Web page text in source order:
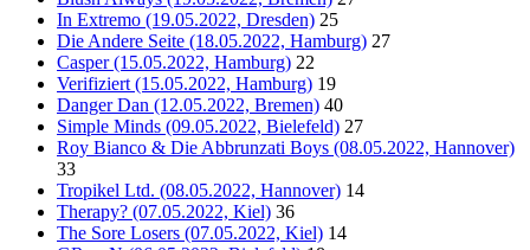
In Extremo (19.05.2022, Dresden) 25
Die Andere Seite (18.05.2022, Hamburg) 27
Casper (15.05.2022, Hamburg) 22
Verifiziert (15.05.2022, Hamburg) 19
Danger Dan (12.05.2022, Bremen) 40
Simple Minds (09.05.2022, Bielefeld) 27
Roy Bianco & Die Abbrunzati Boys (08.05.2022, Hannover)
33
Tropikel Ltd. (08.05.2022, Hannover) 14
Therapy? (07.05.2022, Kiel) 36
The Sore Losers (07.05.2022, Kiel) 14